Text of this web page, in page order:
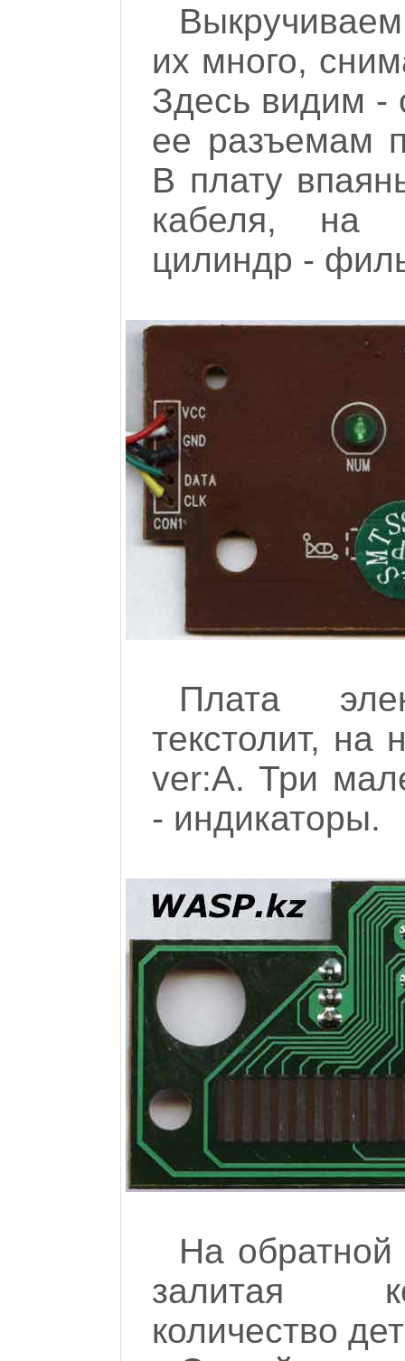
их много,
Здесь видим -
ее разъемам
В плату
кабеля, на
цилиндр -
Плата
текстолит, на
ver:A. Три
- индикаторы.
На
залитая
количество